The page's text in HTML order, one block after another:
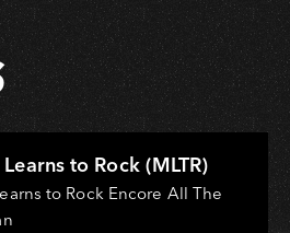
to Rock (MLTR)
to Rock Encore All The